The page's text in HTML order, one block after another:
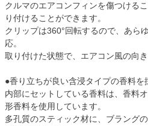
クルマのエアコンフィンを傷つける
り付けることができます。
クリップは360°回転するので、あら
応。
取り付けた状態で、エアコン風の向
●香り立ちが良い含浸タイプの香料を
内部にセットしている香料は、香料
形香料を使用しています。
多孔質のスティック材に、ブラング